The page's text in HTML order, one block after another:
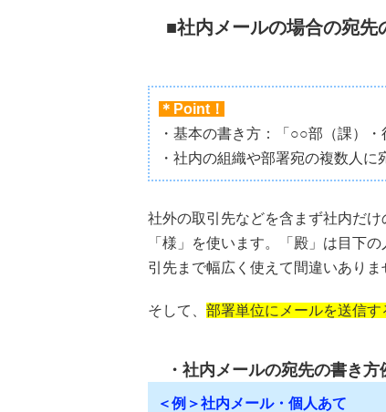
社内メールの場合の宛先
＊Point！
・基本の書き方：「○○部（課）
・社内の組織や部署宛の複数人に
社外の取引先などを含まず社内だ
「様」を使います。「殿」は目下
引先まで幅広く使えて間違いありま
そして、 部署単位にメールを送信す
社内メールの宛先の書き方
＜例＞社内メール・個人あて